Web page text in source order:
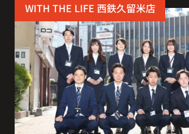
WITH THE LIFE 西鉄久留米店